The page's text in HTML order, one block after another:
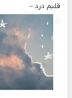
قلبم درد –